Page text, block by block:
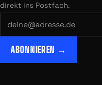
direkt ins Postfach.
ABONNIEREN →